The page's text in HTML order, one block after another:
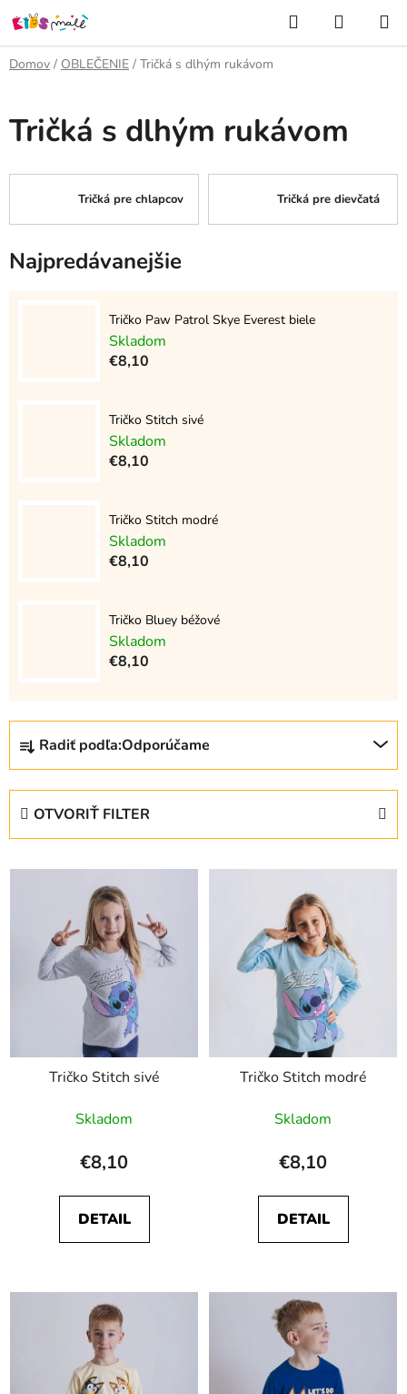
Prejsť
na
obsah
Hľadať
KOŠÍK
Domov / OBLEČENIE / Tričká s dlhým rukávom
Tričká s dlhým rukávom
Tričká pre chlapcov Tričká pre dievčatá
Najpredávanejšie
Tričko Paw Patrol Skye Everest biele
Skladom
€8,10
Tričko Stitch sivé
Skladom
€8,10
Tričko Stitch modré
Skladom
€8,10
Tričko Bluey béžové
Skladom
€8,10
R
d
e
o
Radiť podľa:Odporúčame
OTVORIŤ FILTER
V
d
Tričko Stitch sivé
Skladom
€8,10
DETAIL
Tričko Stitch modré
Skladom
€8,10
DETAIL